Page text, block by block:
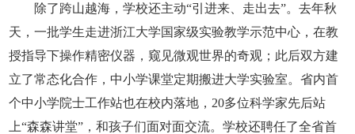
除了跨山越海，学校还主动“引进来、走出去”。去年秋
天，一批学生走进浙江大学国家级实验教学示范中心，在教
授指导下操作精密仪器，窥见微观世界的奇观；此后双方建
立了常态化合作，中小学课堂定期搬进大学实验室。省内首
个中小学院士工作站也在校内落地，20多位科学家先后站
上“森森讲堂”，和孩子们面对面交流。学校还聘任了全省首